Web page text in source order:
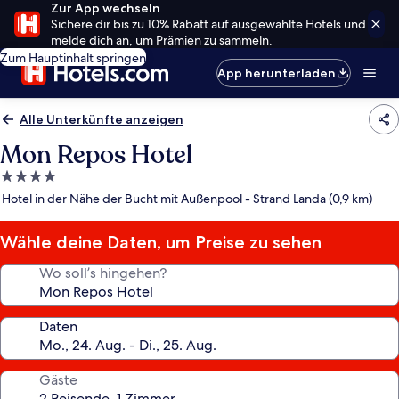
Zur App wechseln
Sichere dir bis zu 10% Rabatt auf ausgewählte Hotels und
melde dich an, um Prämien zu sammeln.
Zum Hauptinhalt springen
App herunterladen
Alle Unterkünfte anzeigen
Mon Repos Hotel
4.0-
Sterne-
Hotel in der Nähe der Bucht mit Außenpool - Strand Landa (0,9 km)
Wähle deine Daten, um Preise zu sehen
Wo soll’s hingehen?
Daten
Gäste